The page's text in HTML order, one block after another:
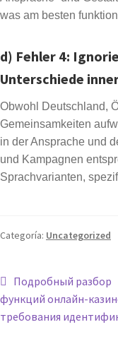
was am besten
d) Fehler 4:
Unterschiede
Obwohl Deutschland,
Gemeinsamkeiten
in der Ansprache und
und Kampagnen
Sprachvarianten,
Categoría: Uncategorized
Подробный разбор
функций онлайн-
требования